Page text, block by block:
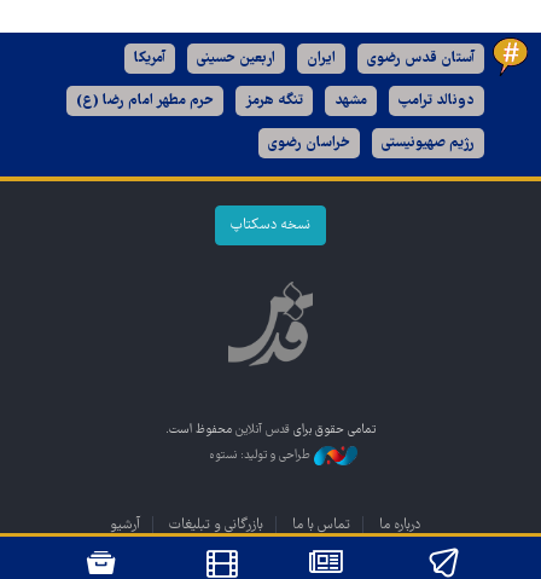
آستان قدس رضوی ایران اربعین حسینی آمریکا
دونالد ترامپ مشهد تنگه هرمز حرم مطهر امام رضا (ع)
رژیم صهیونیستی خراسان رضوی
نسخه دسکتاپ
تمامی حقوق برای قدس آنلاین محفوظ است.
طراحی و تولید: نستوه
درباره ما تماس با ما بازرگانی و تبلیغات آرشیو